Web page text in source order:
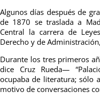
Algunos días después de
de 1870 se traslada a
Central la carrera de
Derecho y de
Durante los tres primeros
dice Cruz Rueda—
ocupaba de literatura; sólo
motivo de conversaciones